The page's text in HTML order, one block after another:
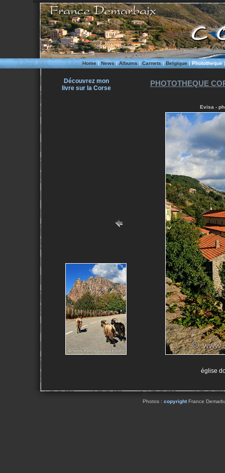
Home|News|Albums|Carnets|Belgique|Phototheque
Découvrez mon
livre sur la Corse
PHOTOTHEQUE
Evisa -
église
Photos : copyrightFrance